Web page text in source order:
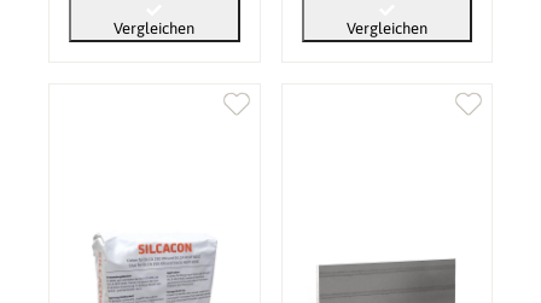
Vergleichen Vergleichen